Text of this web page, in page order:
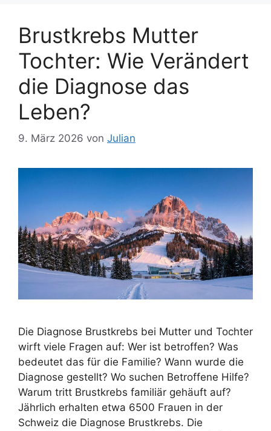
Brustkrebs Mutter
Tochter: Wie Verändert
die Diagnose das
Leben?
9. März 2026 von Julian
Die Diagnose Brustkrebs bei Mutter und Tochter
wirft viele Fragen auf: Wer ist betroffen? Was
bedeutet das für die Familie? Wann wurde die
Diagnose gestellt? Wo suchen Betroffene Hilfe?
Warum tritt Brustkrebs familiär gehäuft auf?
Jährlich erhalten etwa 6500 Frauen in der
Schweiz die Diagnose Brustkrebs. Die